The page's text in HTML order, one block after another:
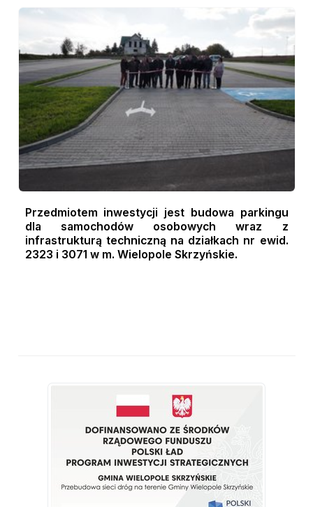
Przedmiotem inwestycji jest budowa parkingu
dla samochodów osobowych wraz z
infrastrukturą techniczną na działkach nr ewid.
2323 i 3071 w m. Wielopole Skrzyńskie.